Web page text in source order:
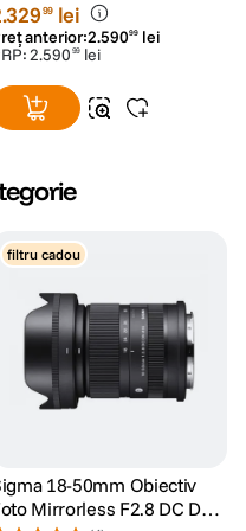
praf si stropire, dar nu este
mediu cu multa apa, aveti
pe el. Daca apa patrunde in
.32999 lei
anterior:2.59099 lei
2.590 99 lei
filtru cadou
18-50mm Obiectiv
Mirrorless F2.8 DC DN